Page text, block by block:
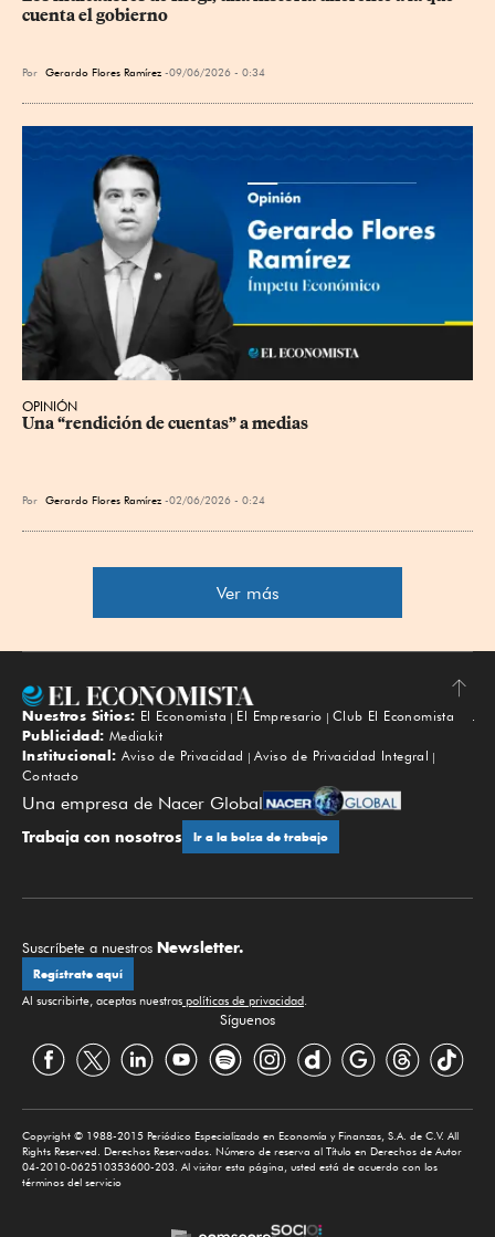
cuenta el gobierno
Por Gerardo Flores Ramírez 09/06/2026 - 0:34
OPINIÓN
Una “rendición de cuentas” a medias
Por Gerardo Flores Ramírez 02/06/2026 - 0:24
Ver más
Subir
Nuestros Sitios: El Economista El Empresario
Club El Economista
Publicidad: Mediakit
Institucional: Aviso de Privacidad
Aviso de Privacidad Integral
Contacto
Una empresa de Nacer Global
Trabaja con nosotros Ir a la bolsa de trabajo
Suscríbete a nuestros Newsletter.
Regístrate aquí
Al suscribirte, aceptas nuestras políticas de privacidad.
Síguenos
Copyright © 1988-2015 Periódico Especializado en Economía y Finanzas, S.A. de C.V. All
Rights Reserved. Derechos Reservados. Número de reserva al Título en Derechos de Autor
04-2010-062510353600-203. Al visitar esta página, usted está de acuerdo con los
términos del servicio